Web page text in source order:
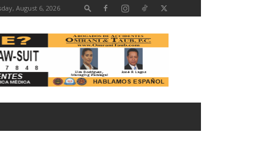
August 6, 2026